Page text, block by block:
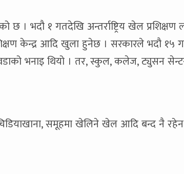
। भदौ १ गतदेखि अन्तर्राष्ट्रिय खेल
केन्द्र आदि खुला हुनेछ । सरकारले भदौ १५
भनाइ थियो । तर, स्कुल, कलेज, ट्युसन
समूहमा खेलिने खेल आदि बन्द नै रहेन